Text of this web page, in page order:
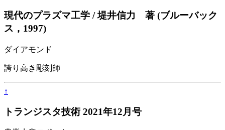
現代のプラズマ工学 / 堤井信力 著 (ブルーバック
ス，1997)
ダイアモンド
誇り高き彫刻師
↑
トランジスタ技術 2021年12月号